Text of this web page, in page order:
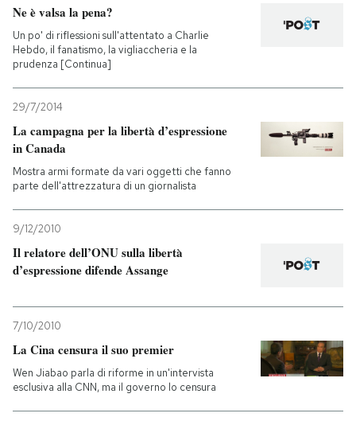
SHOP
CALENDARIO
AREA PERSONALE
Entra
Ne è valsa la pena?
Un po' di riflessioni sull'attentato a Charlie
Hebdo, il fanatismo, la vigliaccheria e la
prudenza [Continua]
29/7/2014
La campagna per la libertà d’espressione
in Canada
Mostra armi formate da vari oggetti che fanno
parte dell'attrezzatura di un giornalista
9/12/2010
Il relatore dell’ONU sulla libertà
d’espressione difende Assange
7/10/2010
La Cina censura il suo premier
Wen Jiabao parla di riforme in un'intervista
esclusiva alla CNN, ma il governo lo censura